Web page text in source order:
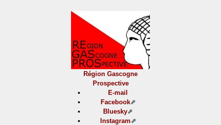
Région Gascogne
Prospective
E-mail
Facebook
Bluesky
Instagram